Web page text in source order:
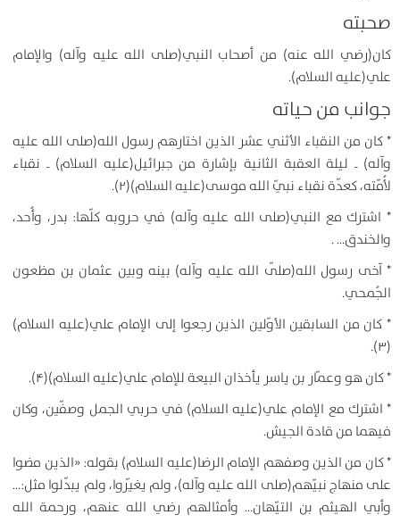
صحبته
كان(رضي الله عنه) من أصحاب النبي(صلى الله عليه وآله) والإمام
علي(عليه السلام).
جوانب من حياته
* كان من النقباء الأثني عشر الذين اختارهم رسول الله(صلى الله عليه
وآله) ـ ليلة العقبة الثانية بإشارة من جبرائيل(عليه السلام) ـ نقباء
لأُمّته، كعدّة نقباء نبيّ الله موسى(عليه السلام)(۲).
* اشترك مع النبي(صلى الله عليه وآله) في حروبه كلّها: بدر، وأُحد،
والخندق… .
* آخى رسول الله(صلّى الله عليه وآله) بينه وبين عثمان بن مظعون
الجُمحي.
* كان من السابقين الأوّلين الذين رجعوا إلى الإمام علي(عليه السلام)
(۳).
* كان هو وعمّار بن ياسر يأخذان البيعة للإمام علي(عليه السلام)(۴).
* اشترك مع الإمام علي(عليه السلام) في حربي الجمل وصفّين، وكان
فيهما من قادة الجيش.
* كان من الذين وصفهم الإمام الرضا(عليه السلام) بقوله: «الذين مضوا
على منهاج نبيّهم(صلى الله عليه وآله)، ولم يغيّروا، ولم يبدّلوا مثل:…
وأبي الهيثم بن التيّهان… وأمثالهم رضي الله عنهم، ورحمة الله